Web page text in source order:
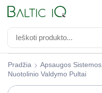
Pradžia Apsaugos Sistemos
Nuotolinio Valdymo Pultai